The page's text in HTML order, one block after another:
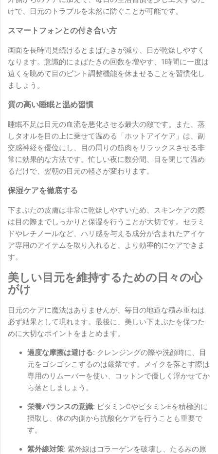
けで、目元のトラブルを未然に防ぐことが可能です。
スマートフォンとの付き合い方
画面を長時間見続けるとまばたきが減り、目が乾燥しやすく
なります。意識的にまばたきの回数を増やす、1時間に一度は
遠くを眺めて目のピント調整機能を休ませることを習慣化し
ましょう。
質の高い睡眠と温め習慣
睡眠不足は目元の血流を悪化させる最大の敵です。また、蒸
しタオルを目の上に乗せて温める「ホットアイケア」は、副
交感神経を優位にし、目の周りの筋肉をリラックスさせる非
常に効果的な方法です。忙しい夜に数分間、目を閉じて温め
るだけで、翌朝の目元の軽さが変わります。
保湿ケアを徹底する
下まぶたの皮膚は非常に乾燥しやすいため、スキンケアの際
は目の際までしっかりと保湿を行うことが大切です。セラミ
ドやレチノールなど、ハリ感を与える成分が含まれたアイケ
ア専用のアイテムを取り入れると、より効率的にケアできま
す。
美しい目元を維持するための日々の心
がけ
目元のケアに魔法はありませんが、毎日の地道な積み重ねは
必ず結果として現れます。最後に、美しい下まぶたを保つた
めに大切なポイントをまとめます。
過度な摩擦は避ける: クレンジングの際や洗顔時に、目
元をゴシゴシこするのは厳禁です。メイクを落とす際は
専用のリムーバーを使い、コットンで優しく浮かせてか
ら落としましょう。
栄養バランスの意識: ビタミンCやビタミンEを積極的に
摂取し、体の内側から抗酸化ケアを行うことも重要で
す。
紫外線対策: 紫外線はコラーゲンを破壊し、たるみの原